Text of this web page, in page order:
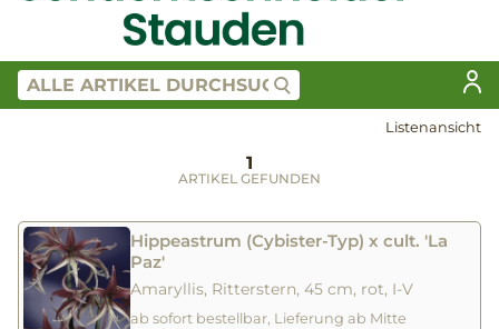
Listenansicht
1
ARTIKEL GEFUNDEN
Hippeastrum (Cybister-Typ) x cult. 'La
Paz'
Amaryllis, Ritterstern, 45 cm, rot, I-V
ab sofort bestellbar, Lieferung ab Mitte